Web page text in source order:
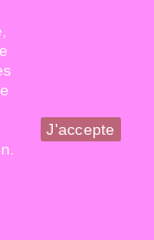
J'accepte